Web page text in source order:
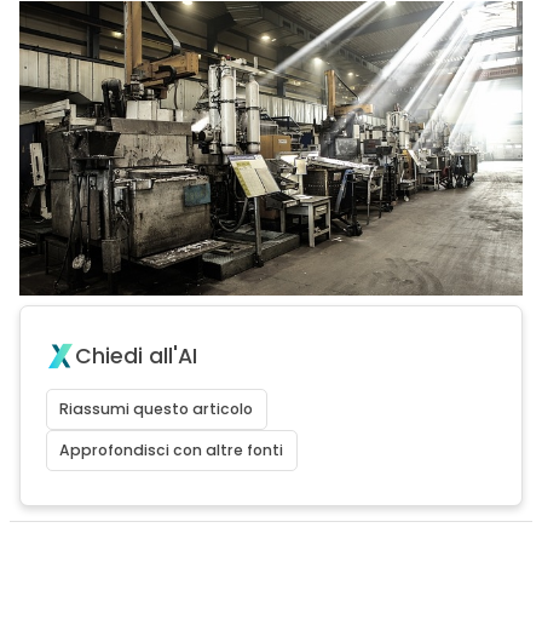
Chiedi all'AI
Riassumi questo articolo
Approfondisci con altre fonti